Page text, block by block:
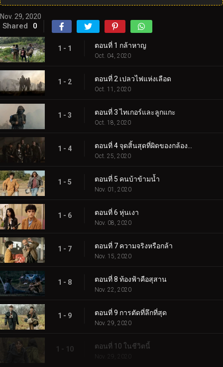
Nov. 29, 2020
Shared 0
1 - 1 ตอนที่ 1 กล้าหาญ
Oct. 04, 2020
1 - 2 ตอนที่ 2 เปลวไฟแห่งเลือด
Oct. 11, 2020
1 - 3 ตอนที่ 3 ไทเกอร์และลูกแกะ
Oct. 18, 2020
1 - 4
Oct. 25, 2020
1 - 5 ตอนที่ 5 คนบ้าข้ามน้ำ
Nov. 01, 2020
1 - 6 ตอนที่ 6 หุ่นเงา
Nov. 08, 2020
1 - 7 ตอนที่ 7 ความจริงหรือกล้า
Nov. 15, 2020
1 - 8 ตอนที่ 8 ท้องฟ้าคือสุสาน
Nov. 22, 2020
1 - 9 ตอนที่ 9 การตัดที่ลึกที่สุด
Nov. 29, 2020
1 - 10 ตอนที่ 10 ในชีวิตนี้
Nov. 29, 2020